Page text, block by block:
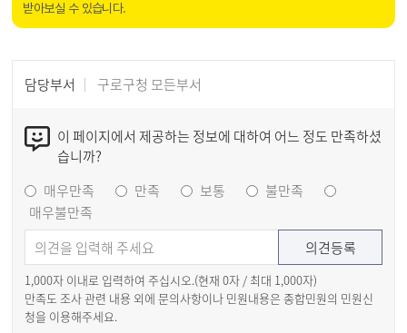
받아보실 수 있습니다.
담당부서 구로구청 모든부서
이 페이지에서 제공하는 정보에 대하여 어느 정도 만족하셨
습니까?
매우만족
만족 보통
불만족
매우불만족
1,000자 이내로 입력하여 주십시오.(현재 0자 / 최대 1,000자)
만족도 조사 관련 내용 외에 문의사항이나 민원내용은 종합민원의 민원신
청을 이용해주세요.